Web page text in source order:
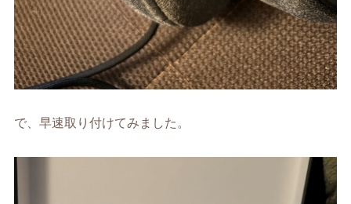
で、早速取り付けてみました。